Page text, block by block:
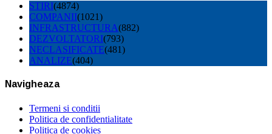
STIRI(4874)
COMPANII(1021)
INFRASTRUCTURA(882)
DEZVOLTATORI(793)
NECLASIFICATE(481)
ANALIZE(404)
Navigheaza
Termeni si conditii
Politica de confidentialitate
Politica de cookies